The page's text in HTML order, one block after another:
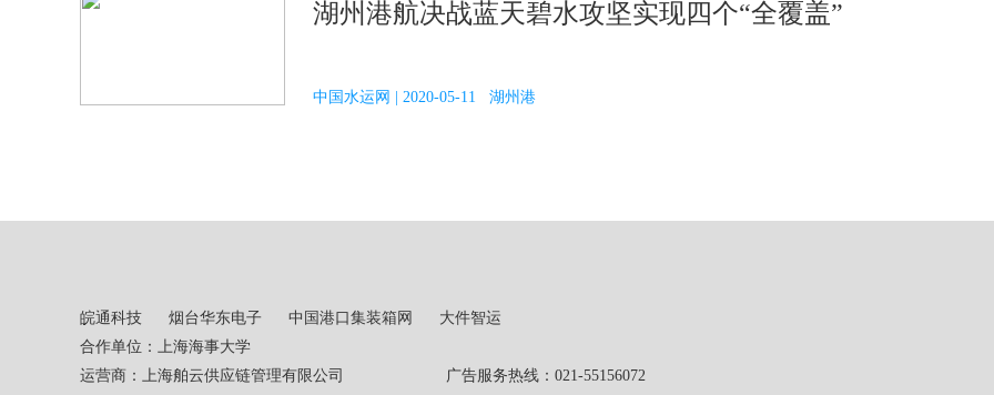
湖州港航决战蓝天碧水攻坚实现四个“全覆盖”
中国水运网 | 2020-05-11 湖州港
皖通科技 烟台华东电子 中国港口集装箱网
大件智运
合作单位：上海海事大学
运营商：上海舶云供应链管理有限公司 广告服务热线：021-55156072